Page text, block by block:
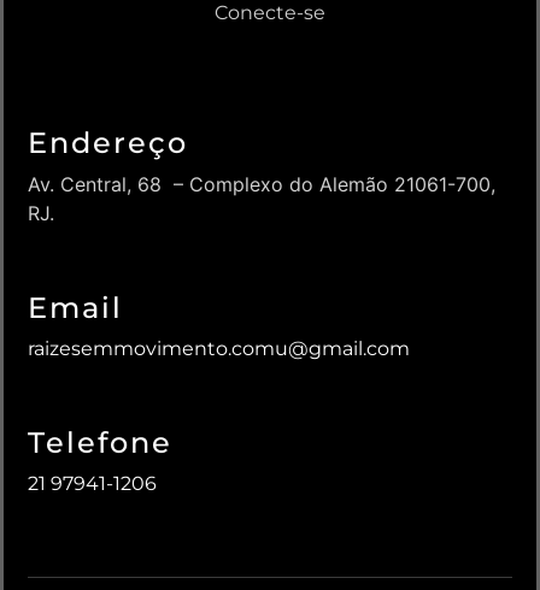
Conecte-se
Endereço
Av. Central, 68 – Complexo do Alemão 21061-700,
RJ.
Email
raizesemmovimento.comu@gmail.com
Telefone
21 97941-1206